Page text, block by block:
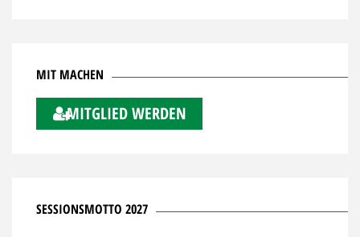
MIT MACHEN
MITGLIED WERDEN
SESSIONSMOTTO 2027